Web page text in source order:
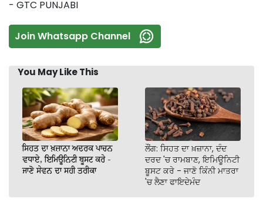
- GTC PUNJABI
Join Whatsapp Channel
You May Like This
ਸਿਹਤ ਦਾ ਖ਼ਜ਼ਾਨਾ ਅਦਰਕ ਪਾਚਨ
ਵਧਾਏ, ਇਮਿਊਨਿਟੀ ਬੂਸਟ ਕਰੇ -
ਜਾਣੋ ਸੇਵਨ ਦਾ ਸਹੀ ਤਰੀਕਾ
ਲੌਂਗ: ਸਿਹਤ ਦਾ ਖ਼ਜ਼ਾਨਾ, ਦੰਦ
ਦਰਦ 'ਚ ਰਾਮਬਾਣ, ਇਮਿਊਨਿਟੀ
ਬੂਸਟ ਕਰੇ - ਜਾਣੋ ਕਿੰਨੀ ਮਾਤਰਾ
'ਚ ਲੈਣਾ ਫਾਇਦੇਮੰਦ